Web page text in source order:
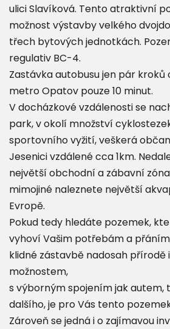
ulici Slavíková. Tento atraktivní
možnost výstavby velkého
třech bytových jednotkách.
regulativ BC-4.
Zastávka autobusu jen pár kroků
metro Opatov pouze 10 minut.
V docházkové vzdálenosti se
park, v okolí množství
sportovního vyžití, veškerá
Jesenici vzdálené cca 1km.
největší obchodní a zábavní
mimojiné naleznete největší
Evropě.
Pokud tedy hledáte pozemek,
vyhoví Vašim potřebám a
klidné zástavbě nadosah přírodě
možnostem,
s výborným spojením jak autem,
dalšího, je pro Vás tento
Zároveň se jedná i o zajímavou